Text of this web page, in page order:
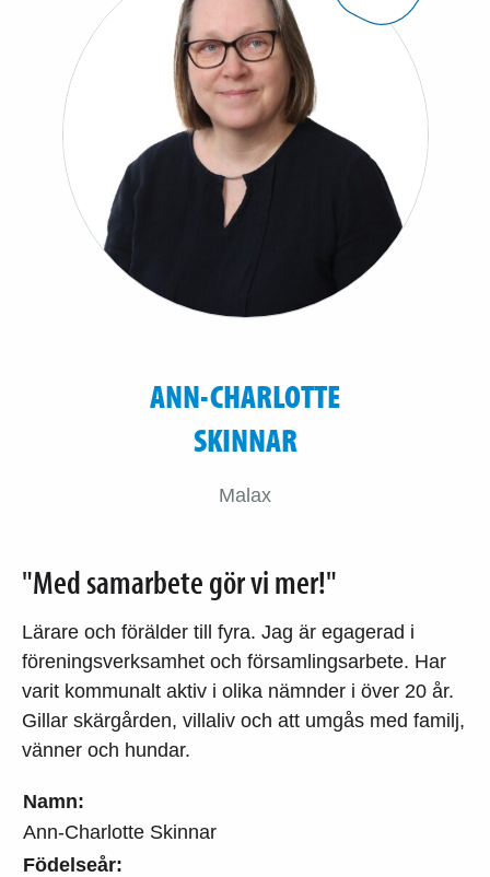
Namn:
Ann-Charlotte Skinnar
Födelseår:
ANN-CHARLOTTE
SKINNAR
Malax
"Med samarbete gör vi mer!"
Lärare och förälder till fyra. Jag är egagerad i
föreningsverksamhet och församlingsarbete. Har
varit kommunalt aktiv i olika nämnder i över 20 år.
Gillar skärgården, villaliv och att umgås med familj,
vänner och hundar.